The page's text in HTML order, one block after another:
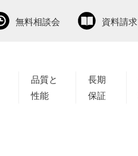
無料相談会 資料請求
品質と
性能
長期
保証